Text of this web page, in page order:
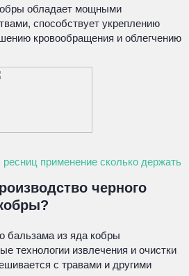
обладает мощными
способствует укреплению
кровообращения и облегчению
применение сколько держать
черного
бальзама из яда кобры
технологии извлечения и очистки
с травами и другими